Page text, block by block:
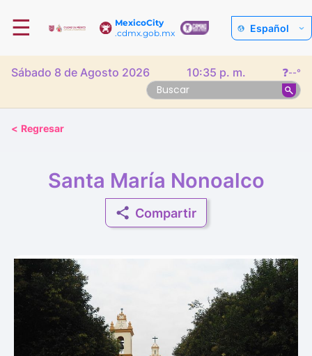
MexicoCity
.cdmx.gob.mx
☰ Español
Sábado 8 de Agosto 2026 10:35 p. m. ❓--°
< Regresar
Santa María Nonoalco
Compartir